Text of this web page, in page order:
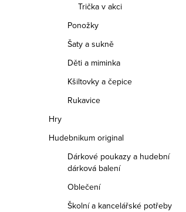
Trička v akci
Ponožky
Šaty a sukně
Děti a miminka
Kšiltovky a čepice
Rukavice
Hry
Hudebnikum original
Dárkové poukazy a hudební
dárková balení
Oblečení
Školní a kancelářské potřeby